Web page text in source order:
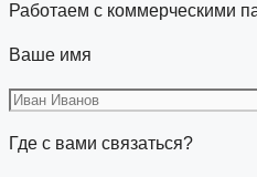
Работаем с коммерческими
Ваше имя
Где с вами связаться?